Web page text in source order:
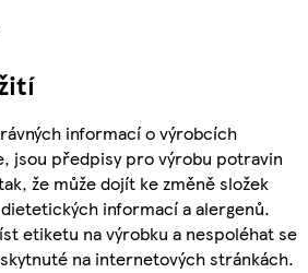
informací o výrobcích
jsou předpisy pro výrobu potravin
že může dojít ke změně složek
informací a alergenů.
etiketu na výrobku a nespoléhat se
na internetových stránkách.